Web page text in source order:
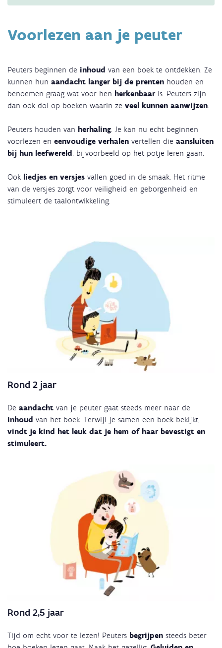
jaar
Voorlezen aan je peuter
Peuters beginnen de inhoud van een boek te ontdekken. Ze
kunnen hun aandacht langer bij de prenten houden en
benoemen graag wat voor hen herkenbaar is. Peuters zijn
dan ook dol op boeken waarin ze veel kunnen aanwijzen
Peuters houden van herhaling . Je kan nu echt beginnen
voorlezen en eenvoudige verhalen vertellen die aansluiten
bij hun leefwereld , bijvoorbeeld op het potje leren gaan.
Ook liedjes en versjes vallen goed in de smaak. Het ritme
van de versjes zorgt voor veiligheid en geborgenheid en
stimuleert de taalontwikkeling.
Rond 2 jaar
De aandacht van je peuter gaat steeds meer naar de
inhoud van het boek. Terwijl je samen een boek bekijkt,
vindt je kind het leuk dat je hem of haar bevestigt en
stimuleert.
Rond 2,5 jaar
Tijd om echt voor te lezen! Peuters begrijpen steeds beter